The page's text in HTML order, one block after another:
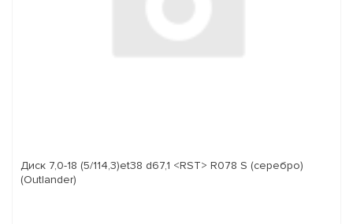
Диск 7,0-18 (5/114,3)et38 d67,1 <RST> R078 S (серебро)
(Outlander)